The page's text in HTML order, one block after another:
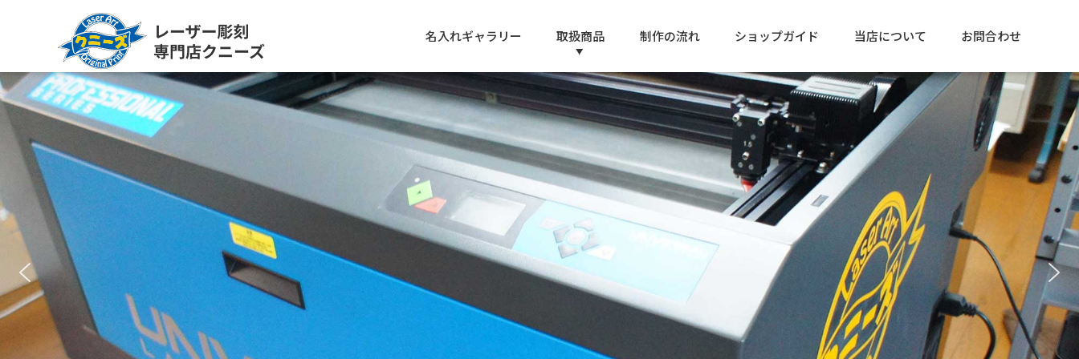
名入れギャラリー 取扱商品 制作の流れ ショップガイド 当店について お問合わせ